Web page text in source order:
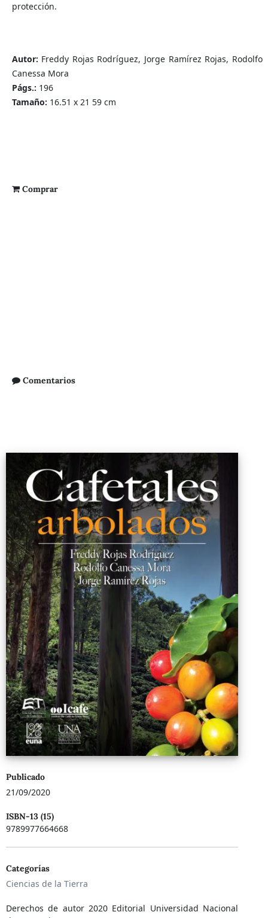
protección.
Autor: Freddy Rojas Rodríguez, Jorge Ramírez Rojas, Rodolfo
Canessa Mora
Págs.: 196
Tamaño: 16.51 x 21 59 cm
Comprar
Comentarios
Publicado
21/09/2020
ISBN-13 (15)
9789977664668
Categorías
Ciencias de la Tierra
Derechos de autor 2020 Editorial Universidad Nacional